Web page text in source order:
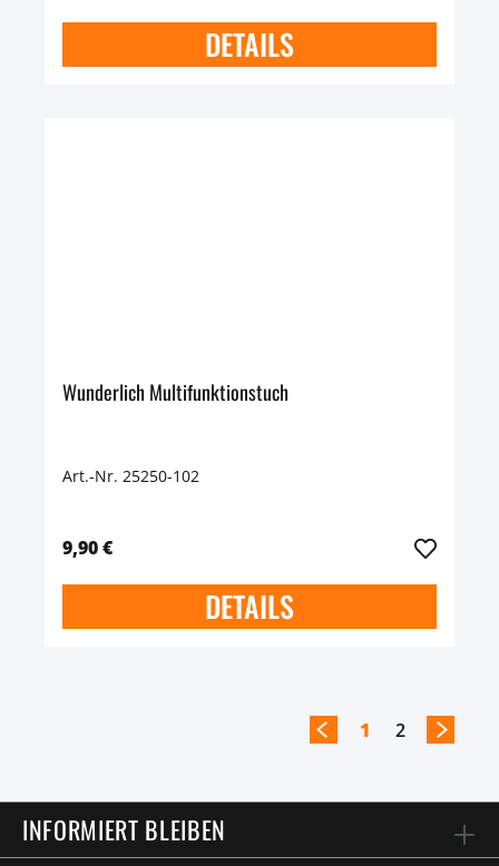
DETAILS
Wunderlich Multifunktionstuch
Art.-Nr. 25250-102
9,90 €
DETAILS
1 2
INFORMIERT BLEIBEN